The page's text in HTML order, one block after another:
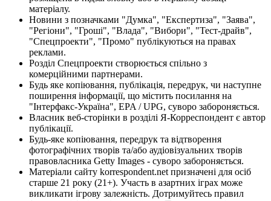
матеріалу.
Новини з позначками "Думка", "Експертиза", "Заява",
"Регіони", "Гроші", "Влада", "Вибори", "Тест-драйв",
"Спецпроекти", "Промо" публікуються на правах
реклами.
Розділ Спецпроекти створюється спільно з
комерційними партнерами.
Будь яке копіювання, публікація, передрук, чи наступне
поширення інформації, що містить посилання на
"Інтерфакс-Україна", EPA / UPG, суворо забороняється.
Власник веб-сторінки в розділі Я-Корреспондент є автор
публікації.
Будь-яке копіювання, передрук та відтворення
фотографічних творів та/або аудіовізуальних творів
правовласника Getty Images - суворо забороняється.
Матеріали сайту korrespondent.net призначені для осіб
старше 21 року (21+). Участь в азартних іграх може
викликати ігрову залежність. Дотримуйтесь правил